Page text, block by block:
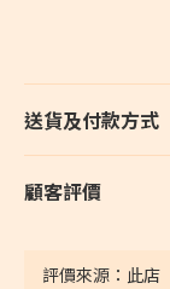
送貨及付款方式
顧客評價